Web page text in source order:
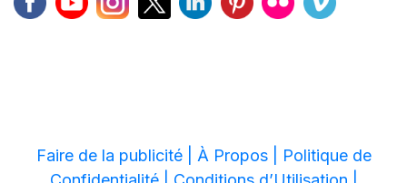
Faire de la publicité | À Propos |
Politique de